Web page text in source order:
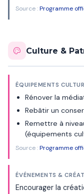
Source :Programme
Culture &
ÉQUIPEMENTS
Rénover la
Rebâtir un
Remettre à
(équipements
Source :Programme
ÉVÉNEMENTS &
Encourager la